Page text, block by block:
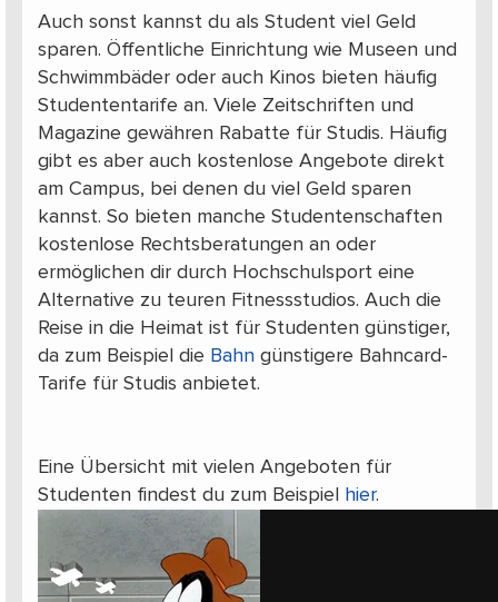
Auch sonst kannst du als Student viel Geld
sparen. Öffentliche Einrichtung wie Museen und
Schwimmbäder oder auch Kinos bieten häufig
Studententarife an. Viele Zeitschriften und
Magazine gewähren Rabatte für Studis. Häufig
gibt es aber auch kostenlose Angebote direkt
am Campus, bei denen du viel Geld sparen
kannst. So bieten manche Studentenschaften
kostenlose Rechtsberatungen an oder
ermöglichen dir durch Hochschulsport eine
Alternative zu teuren Fitnessstudios. Auch die
Reise in die Heimat ist für Studenten günstiger,
da zum Beispiel die Bahngünstigere Bahncard-
Tarife für Studis anbietet.
Eine Übersicht mit vielen Angeboten für
Studenten findest du zum Beispiel
hier.